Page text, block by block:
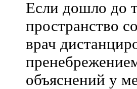
Если дошло до
пространство
врач
объяснений у